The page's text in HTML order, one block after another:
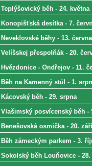
Teplýšovický běh - 24. května
Konopišťská desítka - 7.
Neveklovské běhy - 13. června
Velíšskej přespolňák - 20.
Hvězdonice - Ondřejov - 11.
Běh na Kamenný stůl - 1.
Kácovský běh - 29. srpna
Vlašimský posvícenský běh -
Benešovská osmička - 20. září
Běh zámeckým parkem - 3.
Sokolský běh Louňovice -